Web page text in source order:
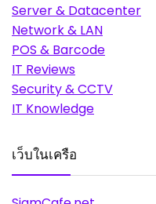
Server & Datacenter
Network & LAN
POS & Barcode
IT Reviews
Security & CCTV
IT Knowledge
เว็บในเครือ